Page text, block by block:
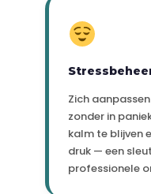
Zich
zonder in
kalm te blijven
druk — een
professionele